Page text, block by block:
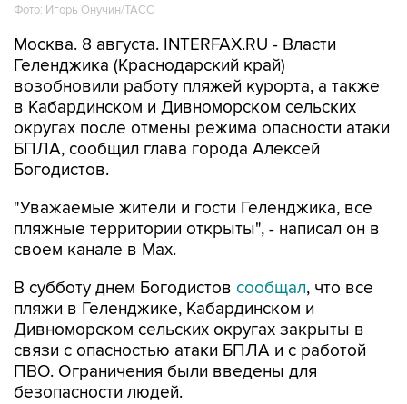
Фото: Игорь Онучин/ТАСС
Москва. 8 августа. INTERFAX.RU - Власти
Геленджика (Краснодарский край)
возобновили работу пляжей курорта, а также
в Кабардинском и Дивноморском сельских
округах после отмены режима опасности атаки
БПЛА, сообщил глава города Алексей
Богодистов.
"Уважаемые жители и гости Геленджика, все
пляжные территории открыты", - написал он в
своем канале в Max.
В субботу днем Богодистов сообщал, что все
пляжи в Геленджике, Кабардинском и
Дивноморском сельских округах закрыты в
связи с опасностью атаки БПЛА и с работой
ПВО. Ограничения были введены для
безопасности людей.